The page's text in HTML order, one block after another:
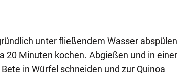
unter fließendem Wasser abspülen
20 Minuten kochen. Abgießen und in einer
in Würfel schneiden und zur Quinoa